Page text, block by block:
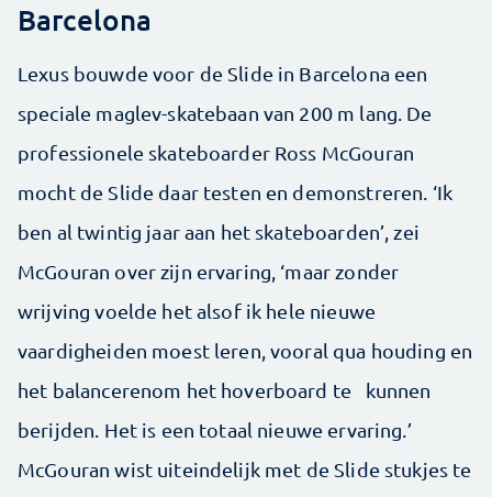
Barcelona
Lexus bouwde voor de Slide in Barcelona een
speciale maglev-skatebaan van 200 m lang. De
professionele skateboarder Ross McGouran
mocht de Slide daar testen en demonstreren. ‘Ik
ben al twintig jaar aan het skateboarden’, zei
McGouran over zijn ervaring, ‘maar zonder
wrijving voelde het alsof ik hele nieuwe
vaardigheiden moest leren, vooral qua houding en
het balancerenom het hoverboard te kunnen
berijden. Het is een totaal nieuwe ervaring.’
McGouran wist uiteindelijk met de Slide stukjes te